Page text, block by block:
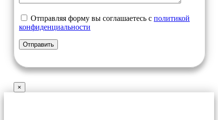
Отправляя форму вы соглашаетесь с политикой
конфиденциальности
×